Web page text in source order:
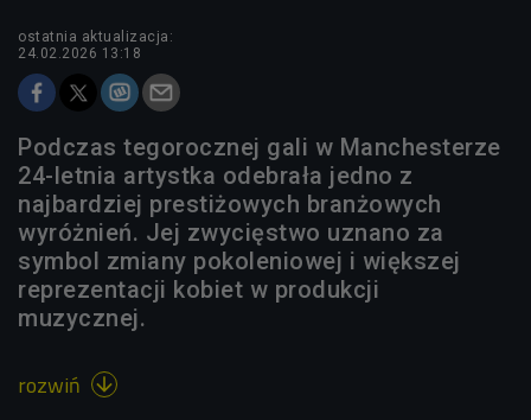
ostatnia aktualizacja:
24.02.2026 13:18
Podczas tegorocznej gali w Manchesterze
24-letnia artystka odebrała jedno z
najbardziej prestiżowych branżowych
wyróżnień. Jej zwycięstwo uznano za
symbol zmiany pokoleniowej i większej
reprezentacji kobiet w produkcji
muzycznej.
rozwiń 